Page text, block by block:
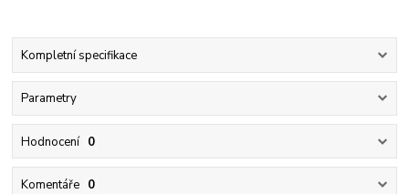
Kompletní specifikace
Parametry
Hodnocení 0
Komentáře 0